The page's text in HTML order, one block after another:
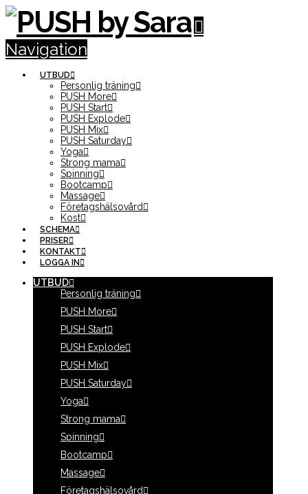
Navigation
UTBUD
Personlig träning
PUSH More
PUSH Start
PUSH Explode
PUSH Mix
PUSH Saturday
Yoga
Strong mama
Spinning
Bootcamp
Massage
Företagshälsovård
Kost
SCHEMA
PRISER
KONTAKT
LOGGA IN
UTBUD
Personlig träning
PUSH More
PUSH Start
PUSH Explode
PUSH Mix
PUSH Saturday
Yoga
Strong mama
Spinning
Bootcamp
Massage
Företagshälsovård